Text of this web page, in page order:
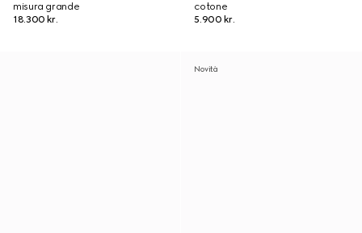
misura grande
18.300 kr.
cotone
5.900 kr.
Novità